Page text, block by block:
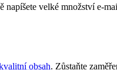
velké množství e-
obsah. Zůstaňte